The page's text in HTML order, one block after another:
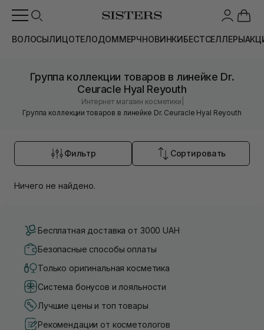
ВОЛОСЫЛИЦОТЕЛОДОММЕРЧНОВИНКИБЕСТСЕЛЛЕРЫ
Группа коллекции товаров в линейке Dr.
Ceuracle Hyal Reyouth
Интернет магазин косметики
Группа коллекции товаров в линейке Dr. Ceuracle Hyal Reyouth
Фильтр Сортировать
Ничего не найдено.
Бесплатная доставка от 3000 UAH
Безопасные способы оплаты
Только оригинальная косметика
Система бонусов и лояльности
Лучшие цены и топ товары
Рекомендации от косметологов